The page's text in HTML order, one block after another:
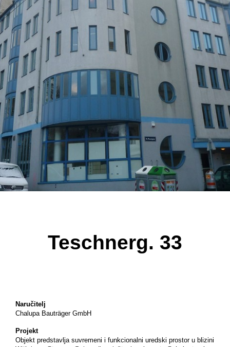
Karijera
Kontakt
Partner
Investitora
Teschnerg. 33
Naručitelj
Chalupa Bauträger GmbH
Projekt
Objekt predstavlja suvremeni i funkcionalni uredski prostor u blizini